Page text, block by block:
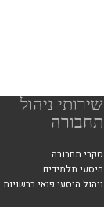
שירותי ניהול
תחבורה
סקרי תחבורה
היסעי תלמידים
ניהול היסעי פנאי ברשויות